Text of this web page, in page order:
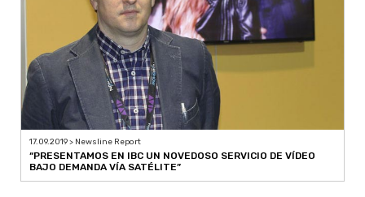
17.09.2019 > Newsline Report
“PRESENTAMOS EN IBC UN NOVEDOSO SERVICIO DE VÍDEO
BAJO DEMANDA VÍA SATÉLITE”